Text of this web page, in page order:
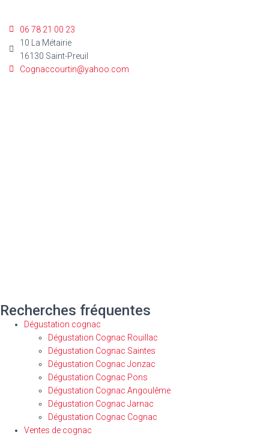
06 78 21 00 23
10 La Métairie
16130 Saint-Preuil
Cognaccourtin@yahoo.com
Recherches fréquentes
Dégustation cognac
Dégustation Cognac Rouillac
Dégustation Cognac Saintes
Dégustation Cognac Jonzac
Dégustation Cognac Pons
Dégustation Cognac Angoulême
Dégustation Cognac Jarnac
Dégustation Cognac Cognac
Ventes de cognac